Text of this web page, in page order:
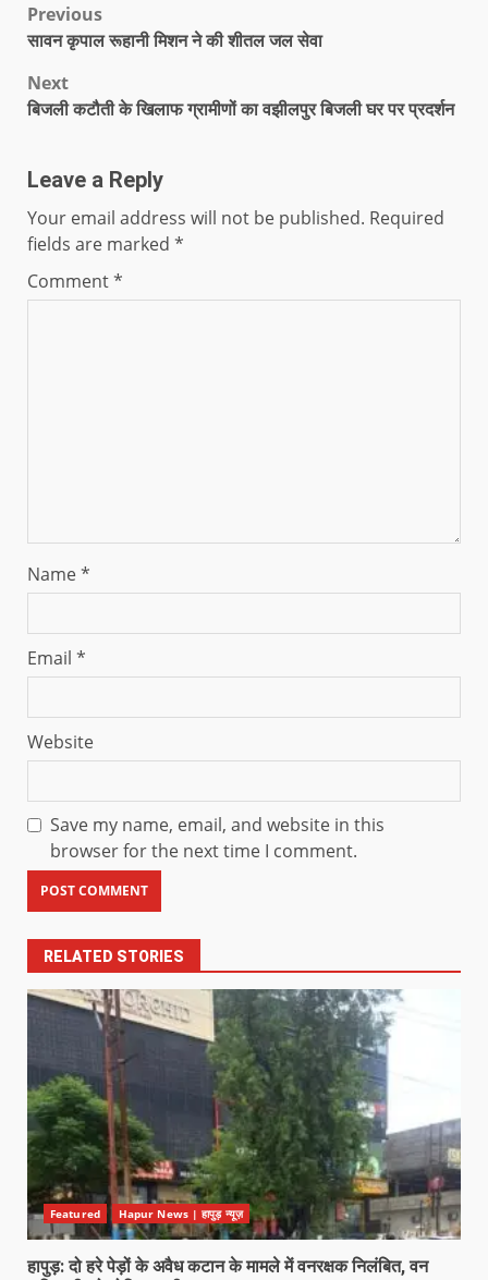
Previous
सावन कृपाल रूहानी मिशन ने की शीतल जल सेवा
Next
बिजली कटौती के खिलाफ ग्रामीणों का वझीलपुर बिजली घर पर प्रदर्शन
Leave a Reply
Your email address will not be published. Required
fields are marked *
Comment*
Name*
Email *
Website
Save my name, email, and website in this
browser for the next time I comment.
RELATED STORIES
Featured Hapur News | हापुड़ न्यूज़
हापुड़: दो हरे पेड़ों के अवैध कटान के मामले में वनरक्षक निलंबित, वन